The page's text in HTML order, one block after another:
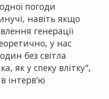
погоди
навіть якщо
генерації
у нас
без світла
як у спеку влітку",
інтерв’ю